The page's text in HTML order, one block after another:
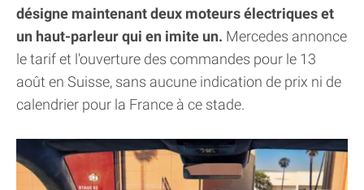
désigne maintenant deux moteurs électriques et
un haut-parleur qui en imite un. Mercedes annonce
le tarif et l'ouverture des commandes pour le 13
août en Suisse, sans aucune indication de prix ni de
calendrier pour la France à ce stade.